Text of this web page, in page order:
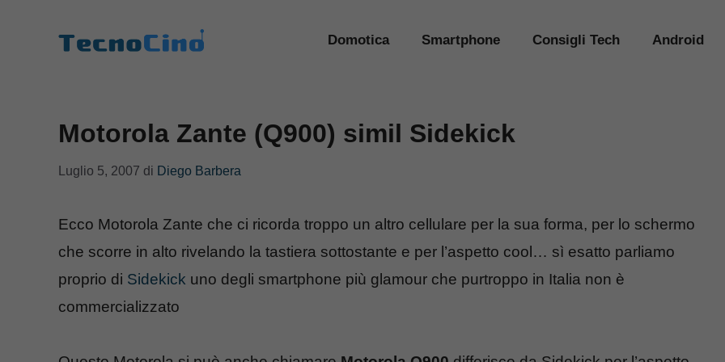
Domotica Smartphone Consigli Tech Android
Motorola Zante (Q900) simil Sidekick
Luglio 5, 2007 di Diego Barbera
Ecco Motorola Zante che ci ricorda troppo un altro cellulare per la sua forma, per lo schermo
che scorre in alto rivelando la tastiera sottostante e per l’aspetto cool… sì esatto parliamo
proprio di Sidekick uno degli smartphone più glamour che purtroppo in Italia non è
commercializzato